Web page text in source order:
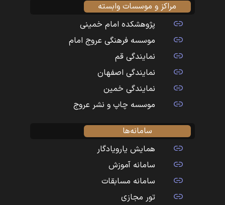
مراکز و موسسات وابسته
پژوهشکده امام خمینی
موسسه فرهنگی عروج امام
نمایندگی قم
نمایندگی اصفهان
نمایندگی خمین
موسسه چاپ و نشر عروج
سامانه‌ها
همایش یارویادگار
سامانه آموزش
سامانه مسابقات
تور مجازی